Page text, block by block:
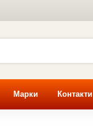
Марки Контакти